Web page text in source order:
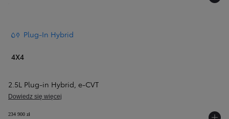
Plug-In Hybrid
4X4
2.5L Plug-in Hybrid, e‑CVT
Dowiedz się więcej
234 900 zł